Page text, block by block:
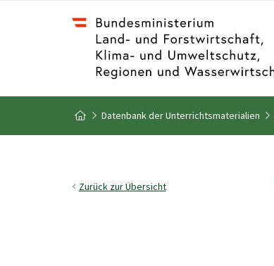
Zum Inhalt
Zum Inhaltsverzeichnis
Zur Startseite
Datenbank der Unterrichtsmaterialien
Zurück zur Übersicht